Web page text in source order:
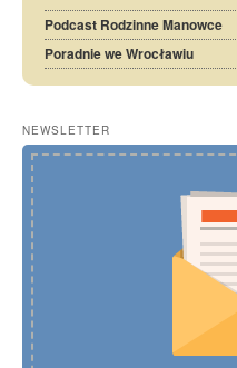
Podcast Rodzinne Manowce
Poradnie we Wrocławiu
NEWSLETTER